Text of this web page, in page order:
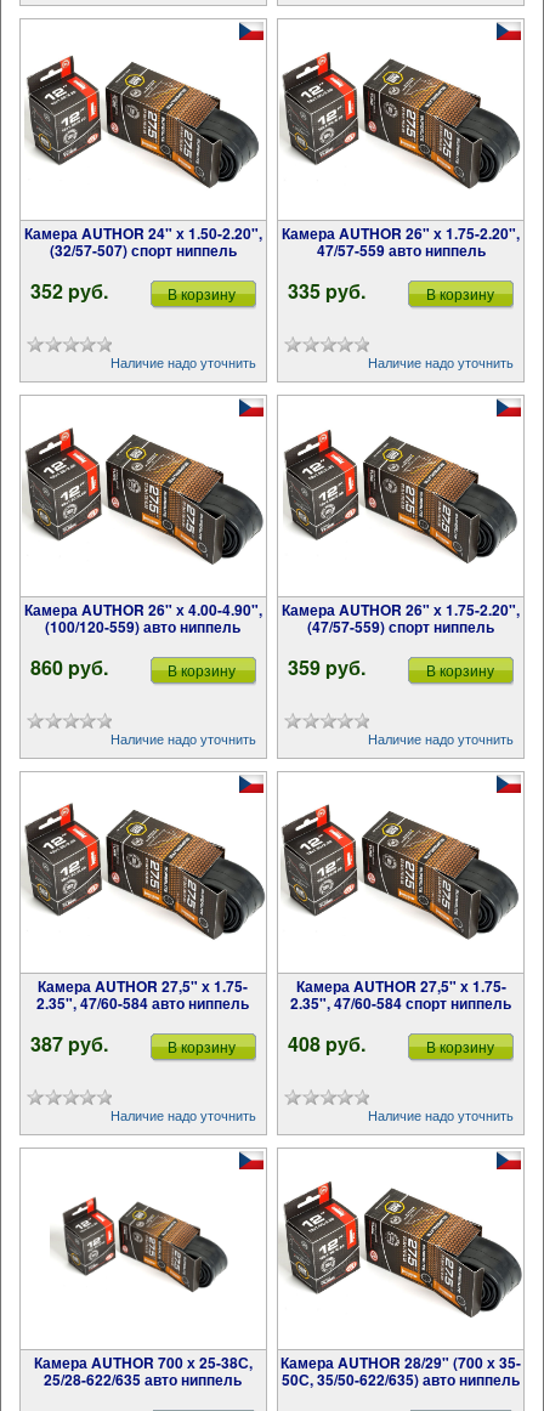
Камера AUTHOR 24" х 1.50-2.20",
(32/57-507) спорт ниппель
352 pуб. В корзину
Наличие надо уточнить
Камера AUTHOR 26" х 1.75-2.20",
47/57-559 авто ниппель
335 pуб. В корзину
Наличие надо уточнить
Камера AUTHOR 26" х 4.00-4.90",
(100/120-559) авто ниппель
860 pуб. В корзину
Наличие надо уточнить
Камера AUTHOR 26" х 1.75-2.20",
(47/57-559) спорт ниппель
359 pуб. В корзину
Наличие надо уточнить
Камера AUTHOR 27,5" х 1.75-
2.35", 47/60-584 авто ниппель
387 pуб. В корзину
Наличие надо уточнить
Камера AUTHOR 27,5" х 1.75-
2.35", 47/60-584 спорт ниппель
408 pуб. В корзину
Наличие надо уточнить
Камера AUTHOR 700 х 25-38С,
25/28-622/635 авто ниппель
Камера AUTHOR 28/29" (700 х 35-
50С, 35/50-622/635) авто ниппель